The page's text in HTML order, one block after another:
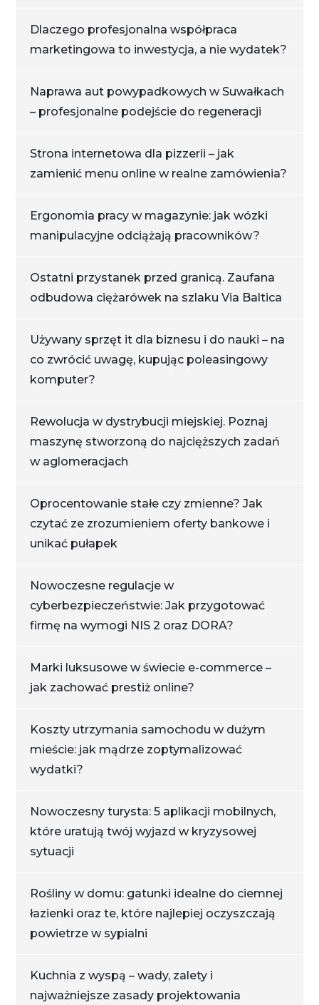
Dlaczego profesjonalna współpraca
marketingowa to inwestycja, a nie wydatek?
Naprawa aut powypadkowych w Suwałkach
– profesjonalne podejście do regeneracji
Strona internetowa dla pizzerii – jak
zamienić menu online w realne zamówienia?
Ergonomia pracy w magazynie: jak wózki
manipulacyjne odciążają pracowników?
Ostatni przystanek przed granicą. Zaufana
odbudowa ciężarówek na szlaku Via Baltica
Używany sprzęt it dla biznesu i do nauki – na
co zwrócić uwagę, kupując poleasingowy
komputer?
Rewolucja w dystrybucji miejskiej. Poznaj
maszynę stworzoną do najcięższych zadań
w aglomeracjach
Oprocentowanie stałe czy zmienne? Jak
czytać ze zrozumieniem oferty bankowe i
unikać pułapek
Nowoczesne regulacje w
cyberbezpieczeństwie: Jak przygotować
firmę na wymogi NIS 2 oraz DORA?
Marki luksusowe w świecie e-commerce –
jak zachować prestiż online?
Koszty utrzymania samochodu w dużym
mieście: jak mądrze zoptymalizować
wydatki?
Nowoczesny turysta: 5 aplikacji mobilnych,
które uratują twój wyjazd w kryzysowej
sytuacji
Rośliny w domu: gatunki idealne do ciemnej
łazienki oraz te, które najlepiej oczyszczają
powietrze w sypialni
Kuchnia z wyspą – wady, zalety i
najważniejsze zasady projektowania